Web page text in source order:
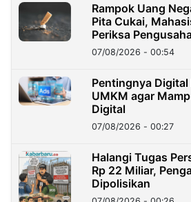
Rampok Uang
Pita Cukai,
Periksa
07/08/2026 - 00:54
Pentingnya
UMKM agar
Digital
07/08/2026 - 00:27
Halangi Tugas
Rp 22 Miliar,
Dipolisikan